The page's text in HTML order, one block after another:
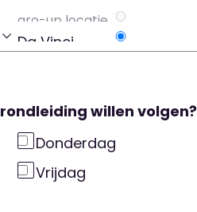
willen volgen?
Donderdag
Vrijdag